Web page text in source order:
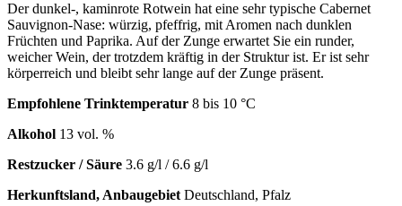
Der dunkel-, kaminrote Rotwein hat eine sehr typische Cabernet
Sauvignon-Nase: würzig, pfeffrig, mit Aromen nach dunklen
Früchten und Paprika. Auf der Zunge erwartet Sie ein runder,
weicher Wein, der trotzdem kräftig in der Struktur ist. Er ist sehr
körperreich und bleibt sehr lange auf der Zunge präsent.
Empfohlene Trinktemperatur 8 bis 10 °C
Alkohol 13 vol. %
Restzucker / Säure 3.6 g/l / 6.6 g/l
Herkunftsland, AnbaugebietDeutschland, Pfalz